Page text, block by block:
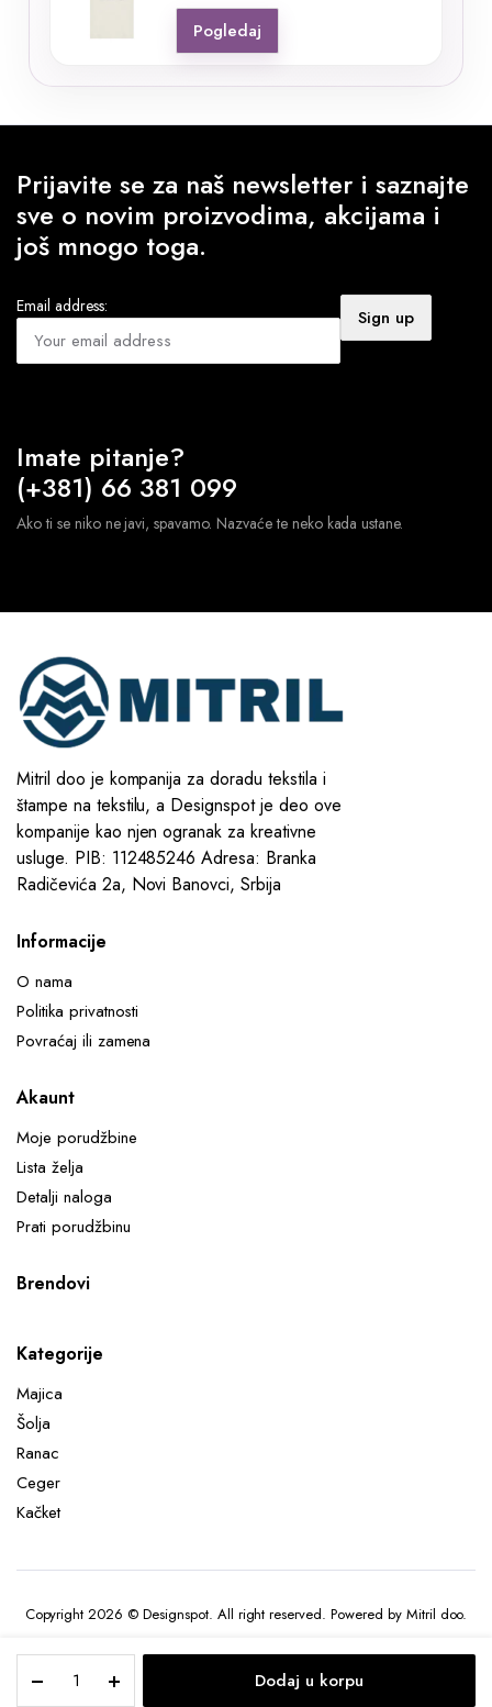
FINDER
Dodaj u korpu
Pogledaj
Prijavite se za naš newsletter i saznajte
sve o novim proizvodima, akcijama i
još mnogo toga.
Email address:
Imate pitanje?
(+381) 66 381 099
Ako ti se niko ne javi, spavamo. Nazvaće te neko kada ustane.
Mitril doo je kompanija za doradu tekstila i
štampe na tekstilu, a Designspot je deo ove
kompanije kao njen ogranak za kreativne
usluge. PIB: 112485246 Adresa: Branka
Radičevića 2a, Novi Banovci, Srbija
Informacije
O nama
Politika privatnosti
Povraćaj ili zamena
Akaunt
Moje porudžbine
Lista želja
Detalji naloga
Prati porudžbinu
Brendovi
Kategorije
Majica
Šolja
Ranac
Ceger
Kačket
Copyright 2026 © Designspot. All right reserved. Powered by Mitril doo.